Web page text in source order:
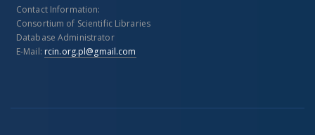
Contact Information:
Consortium of Scientific Libraries
Database Administrator
E-Mail: rcin.org.pl@gmail.com